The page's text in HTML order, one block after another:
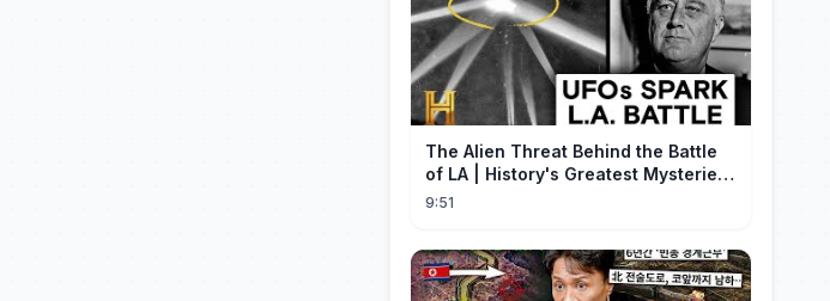
The Alien Threat Behind the Battle
of LA | History's Greatest Mysteries
(S5)
9:51